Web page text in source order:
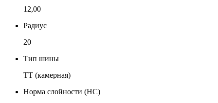
12,00
Радиус
20
Тип шины
TT (камерная)
Норма слойности (НС)